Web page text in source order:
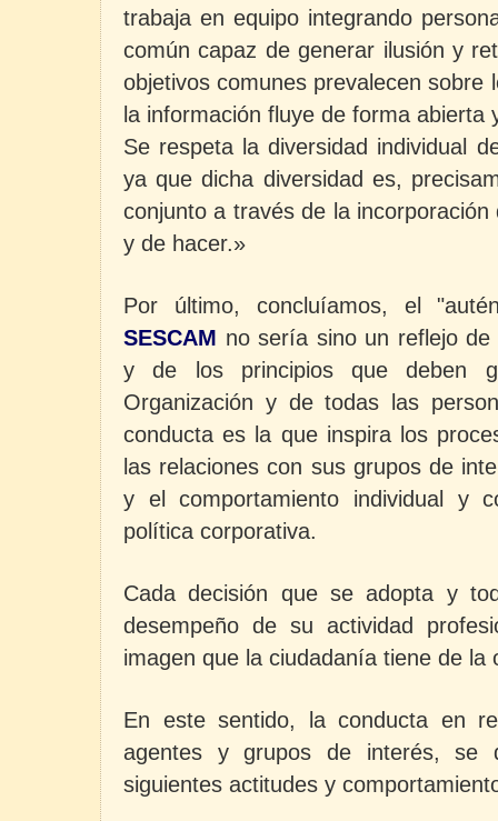
trabaja en equipo integrando
común capaz de generar ilusión y
objetivos comunes prevalecen sobre
la información fluye de forma abierta
Se respeta la diversidad individual
ya que dicha diversidad es,
conjunto a través de la
y de hacer.»
Por último, concluíamos, el
SESCAM no sería sino un reflejo
y de los principios que deben
Organización y de todas las
conducta es la que inspira los
las relaciones con sus grupos de
y el comportamiento individual y
política corporativa.
Cada decisión que se adopta y
desempeño de su actividad
imagen que la ciudadanía tiene de la
En este sentido, la conducta en
agentes y grupos de interés, se
siguientes actitudes y